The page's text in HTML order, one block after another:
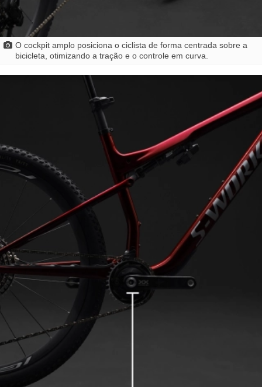
O cockpit amplo posiciona o ciclista de forma centrada sobre a
bicicleta, otimizando a tração e o controle em curva.